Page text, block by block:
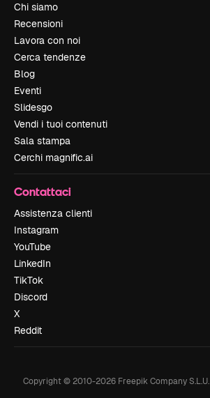
Chi siamo
Recensioni
Lavora con noi
Cerca tendenze
Blog
Eventi
Slidesgo
Vendi i tuoi contenuti
Sala stampa
Cerchi magnific.ai
Contattaci
Assistenza clienti
Instagram
YouTube
LinkedIn
TikTok
Discord
X
Reddit
Copyright © 2010-2026Freepik Company S.L.U.